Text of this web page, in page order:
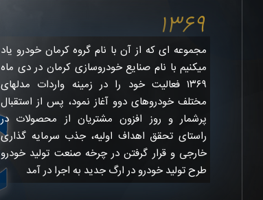
1369
مجموعه ای که از آن با نام گروه کرمان خودرو یاد
میکنیم با نام صنایع خودروسازی کرمان در دی ماه
۱۳۶۹ فعالیت خود را در زمینه واردات مدلهای
مختلف خودروهای دوو آغاز نمود، پس از استقبال
پرشمار و روز افزون مشتریان از محصولات در
راستای تحقق اهداف اولیه، جذب سرمایه گذاری
خارجی و قرار گرفتن در چرخه صنعت تولید خودرو
طرح تولید خودرو در ارگ جدید به اجرا در آمد